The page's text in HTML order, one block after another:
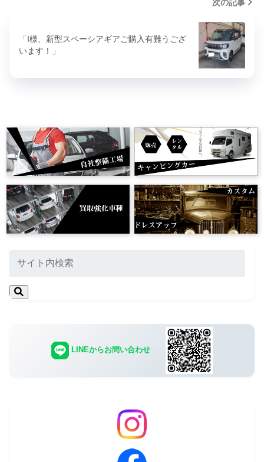
次の記事
「I様、新型スペーシアギアご購入有難うござ
います！」
LINEからお問い合わせ